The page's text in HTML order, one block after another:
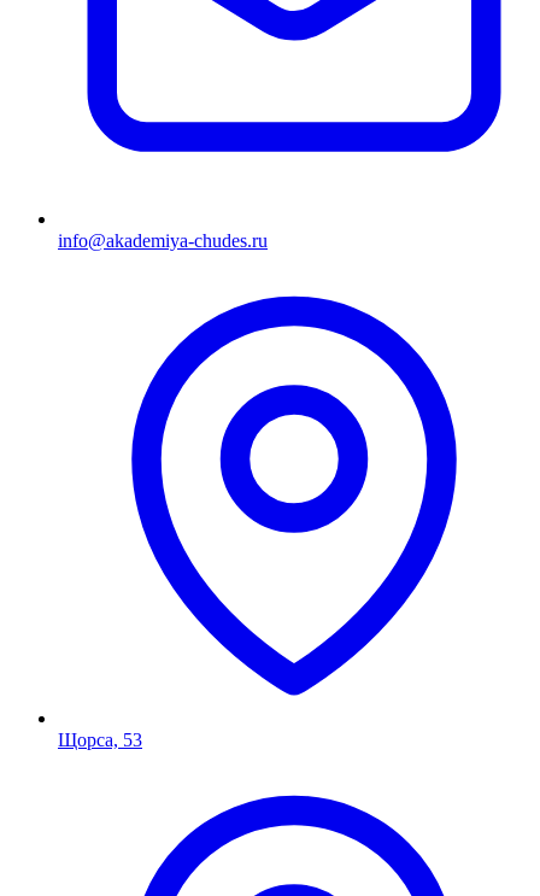
info@akademiya-chudes.ru
Щорса, 53